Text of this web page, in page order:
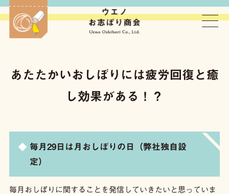
ウエノお志ぼり商会
あたたかいおしぼりには疲労回復と癒
し効果がある！？
毎月29日は月おしぼりの日（弊社独自設
定）
毎月おしぼりに関することを発信していきたいと思っていま